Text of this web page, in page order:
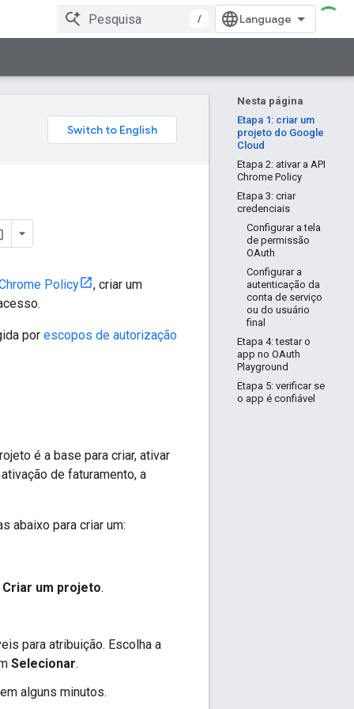
/
Nesta página
Etapa 1: criar um
projeto do Google
Cloud
Etapa 2: ativar a API
Chrome Policy
Etapa 3: criar
credenciais
Configurar a tela
de permissão
OAuth
Configurar a
autenticação da
conta de serviço
ou do usuário
final
Etapa 4: testar o
app no OAuth
Playground
Etapa 5: verificar se
o app é confiável
Policy
, criar um
por escopos de autorização
é a base para criar, ativar
de faturamento, a
abaixo para criar um:
Criar um projeto.
para atribuição. Escolha a
Selecionar.
alguns minutos.